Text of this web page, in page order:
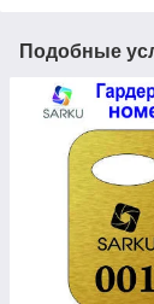
Подобные